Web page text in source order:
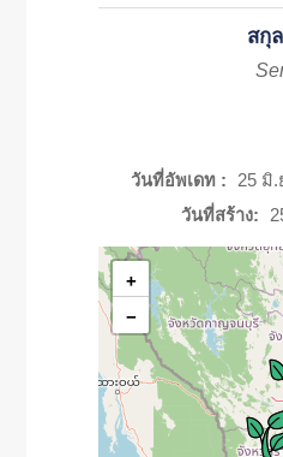
สกุ
วันที่อัพเดท :
25 มิ.
วันที่สร้าง:
+
−